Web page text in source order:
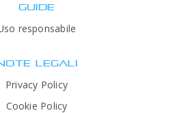
GUIDE
responsabile
LEGALI
Privacy Policy
Cookie Policy